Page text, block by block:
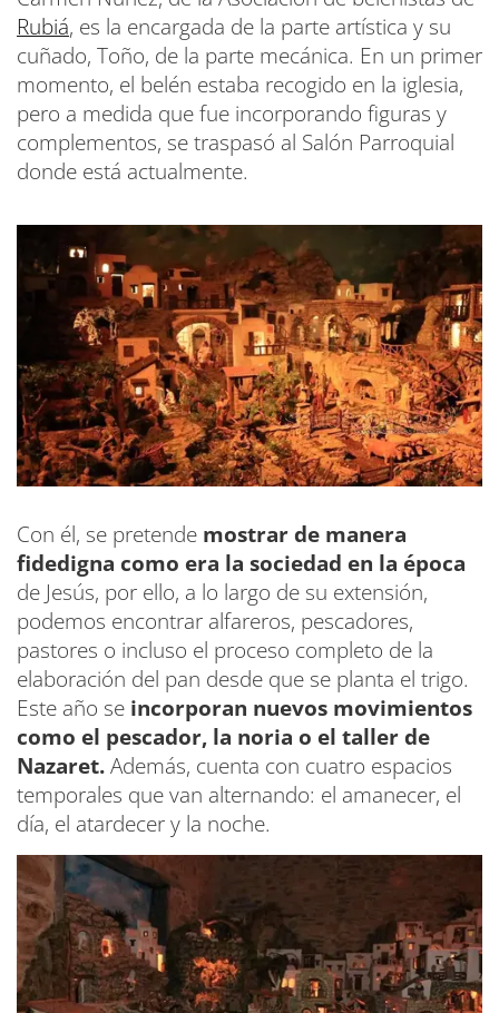
Rubiá, es la encargada de la parte artística y su
cuñado, Toño, de la parte mecánica. En un primer
momento, el belén estaba recogido en la iglesia,
pero a medida que fue incorporando figuras y
complementos, se traspasó al Salón Parroquial
donde está actualmente.
Con él, se pretende mostrar de manera
fidedigna como era la sociedad en la época
de Jesús, por ello, a lo largo de su extensión,
podemos encontrar alfareros, pescadores,
pastores o incluso el proceso completo de la
elaboración del pan desde que se planta el trigo.
Este año se incorporan nuevos movimientos
como el pescador, la noria o el taller de
Nazaret.Además, cuenta con cuatro espacios
temporales que van alternando: el amanecer, el
día, el atardecer y la noche.